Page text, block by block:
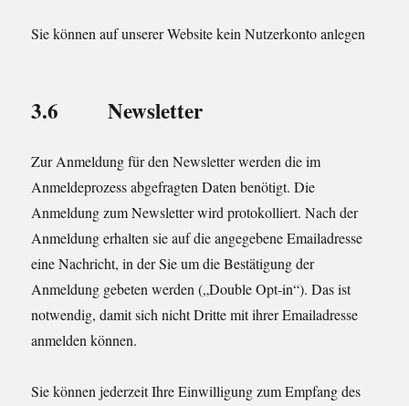
Sie können auf unserer Website kein Nutzerkonto anlegen
3.6 Newsletter
Zur Anmeldung für den Newsletter werden die im
Anmeldeprozess abgefragten Daten benötigt. Die
Anmeldung zum Newsletter wird protokolliert. Nach der
Anmeldung erhalten sie auf die angegebene Emailadresse
eine Nachricht, in der Sie um die Bestätigung der
Anmeldung gebeten werden („Double Opt-in“). Das ist
notwendig, damit sich nicht Dritte mit ihrer Emailadresse
anmelden können.
Sie können jederzeit Ihre Einwilligung zum Empfang des